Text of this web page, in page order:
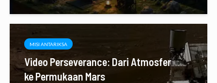
MISI ANTARIKSA
Video Perseverance: Dari Atmosfer
ke Permukaan Mars